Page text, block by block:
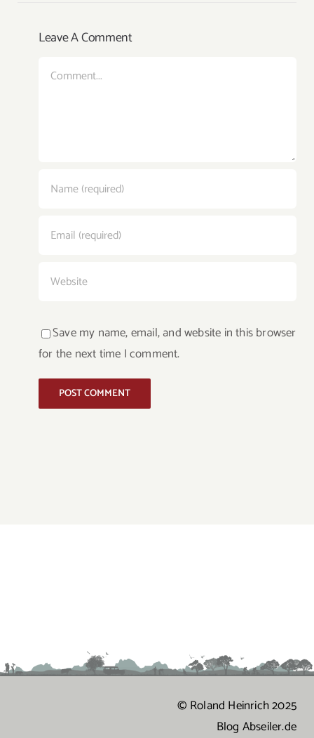
Leave A Comment
Comment
Save my name, email, and website in this browser
for the next time I comment.
© Roland Heinrich 2025
Blog Abseiler.de